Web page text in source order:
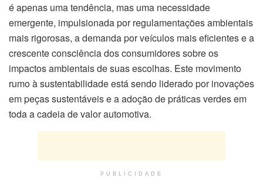
é apenas uma tendência, mas uma necessidade
emergente, impulsionada por regulamentações ambientais
mais rigorosas, a demanda por veículos mais eficientes e a
crescente consciência dos consumidores sobre os
impactos ambientais de suas escolhas. Este movimento
rumo à sustentabilidade está sendo liderado por inovações
em peças sustentáveis e a adoção de práticas verdes em
toda a cadeia de valor automotiva.
PUBLICIDADE